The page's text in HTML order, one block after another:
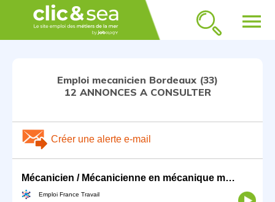
menu
Emploi mecanicien Bordeaux (33)
12 ANNONCES A CONSULTER
Créer une alerte e-mail
Mécanicien / Mécanicienne en mécanique marine ou navale (H/F)
Emploi France Travail